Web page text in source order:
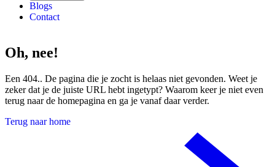
Blogs
Contact
Oh, nee!
Een 404.. De pagina die je zocht is helaas niet gevonden. Weet je
zeker dat je de juiste URL hebt ingetypt? Waarom keer je niet even
terug naar de homepagina en ga je vanaf daar verder.
Terug naar home